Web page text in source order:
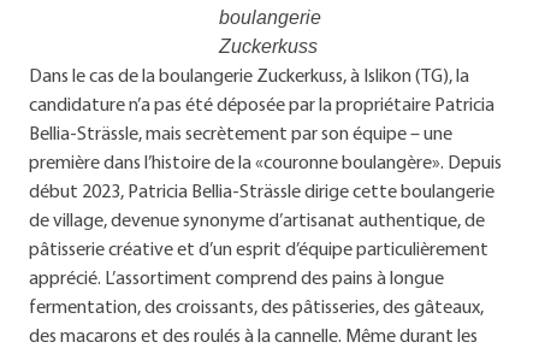
boulangerie
Zuckerkuss
Dans le cas de la boulangerie Zuckerkuss, à Islikon (TG), la
candidature n’a pas été déposée par la propriétaire Patricia
Bellia-Strässle, mais secrètement par son équipe – une
première dans l’histoire de la «couronne boulangère». Depuis
début 2023, Patricia Bellia-Strässle dirige cette boulangerie
de village, devenue synonyme d’artisanat authentique, de
pâtisserie créative et d’un esprit d’équipe particulièrement
apprécié. L’assortiment comprend des pains à longue
fermentation, des croissants, des pâtisseries, des gâteaux,
des macarons et des roulés à la cannelle. Même durant les